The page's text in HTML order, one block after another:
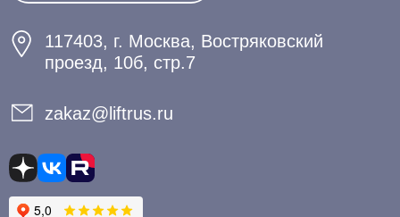
117403, г. Москва, Востряковский
проезд, 10б, стр.7
zakaz@liftrus.ru